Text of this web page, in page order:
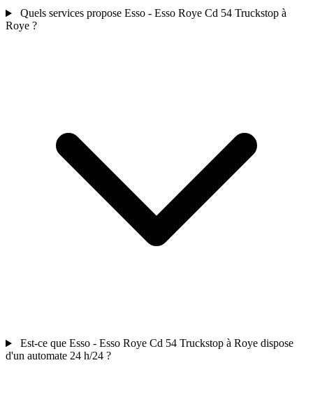
Quels services propose Esso - Esso Roye Cd 54 Truckstop à
Roye ?
Est-ce que Esso - Esso Roye Cd 54 Truckstop à Roye dispose
d'un automate 24 h/24 ?